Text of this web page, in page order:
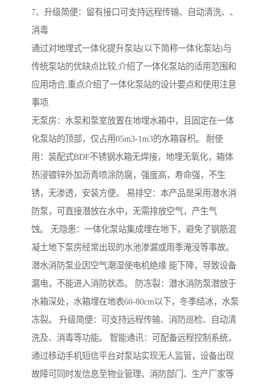
7、升级简便：留有接口可支持远程传输、自动清洗、、
消毒
通过对地埋式一体化提升泵站(以下简称一体化泵站)与
传统泵站的优缺点比较,介绍了一体化泵站的适用范围和
应用场合,重点介绍了一体化泵站的设计要点和使用注意
事项.
无泵房：水泵和泵室放置在地埋水箱中，且固定在一体
化泵站的顶部，仅占用05m3-1m3的水箱容积。 耐使
用：装配式BDF不锈钢水箱无焊接，地埋无氧化，箱体
热浸镀锌外加沥青喷涂防腐，强度高，寿命强，不生
锈，无渗透，安装方便。 易排空：本产品是采用潜水消
防泵，可直接潜放在水中，无需排放空气，产生气
蚀。 无隐患：一体化泵站集成埋在地下，避免了钢筋混
凝土地下泵房经常出现的水池渗漏或雨季淹没等事故。
潜水消防泵业因空气潮湿使电机绝缘 能下降，导致设备
漏电，不能进入消防状态。 防冻裂：潜水消防泵潜放于
水箱深处，水箱埋在地表60-80cm以下，冬季结冰，水泵
冻裂。 升级简便：可支持远程传输、消防巡检、自动清
洗及、消毒等功能。 智能通讯：可配备远程控制系统，
通过移动手机短信平台对泵站实现无人监管，设备出现
故障可同时发信息至物业管理、消防部门、生产厂家等